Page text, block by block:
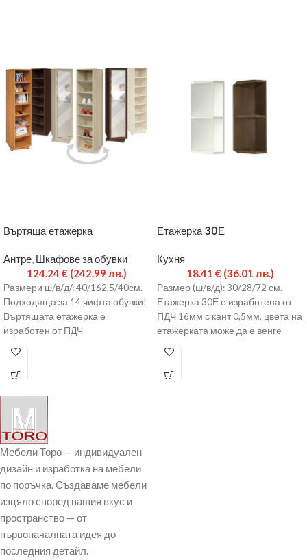
Въртяща етажерка
Антре, Шкафове за обувки
124.24 € (242.99 лв.)
Размери ш/в/д/: 40/162,5/40см.
Подходяща за 14 чифта обувки!
Въртящата етажерка е
изработен от ПДЧ
етажерката може да
е комбинация от венге,
Етажерка 30Е
Кухня
18.41 € (36.01 лв.)
Размер (ш/в/д): 30/28/72 см.
Етажерка 30Е е изработена от
ПДЧ 16мм с кант 0,5мм, цвета на
етажерката може да е венге
Мебели Торо — индивидуален
дизайн и изработка на мебели
по поръчка. Създаваме мебели
изцяло според вашия вкус и
пространство — от
първоначалната идея до
последния детайл.